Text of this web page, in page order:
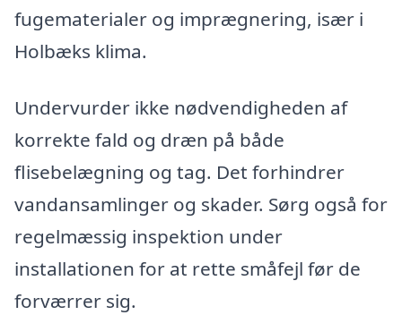
fugematerialer og imprægnering, især i
Holbæks klima.
Undervurder ikke nødvendigheden af
korrekte fald og dræn på både
flisebelægning og tag. Det forhindrer
vandansamlinger og skader. Sørg også for
regelmæssig inspektion under
installationen for at rette småfejl før de
forværrer sig.